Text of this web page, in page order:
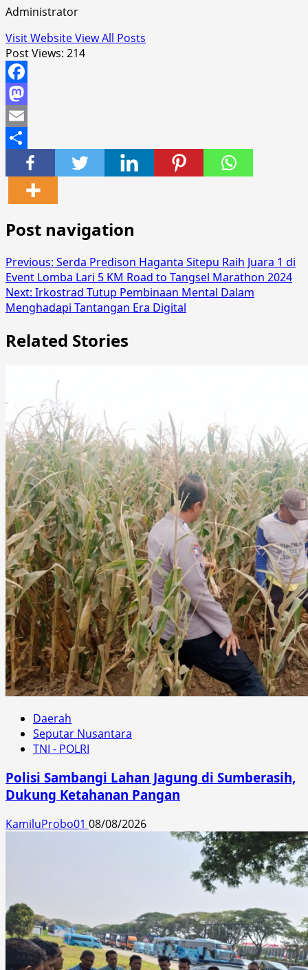
Administrator
Visit WebsiteView All Posts
Post Views: 214
Facebook
Mastodon
Email
Share
Post navigation
Previous: Serda Predison Haganta Sitepu Raih Juara 1 di
Event Lomba Lari 5 KM Road to Tangsel Marathon 2024
Next: Irkostrad Tutup Pembinaan Mental Dalam
Menghadapi Tantangan Era Digital
Related Stories
Daerah
Seputar Nusantara
TNI - POLRI
Polisi Sambangi Lahan Jagung di Sumberasih,
Dukung Ketahanan Pangan
KamiluProbo01 08/08/2026